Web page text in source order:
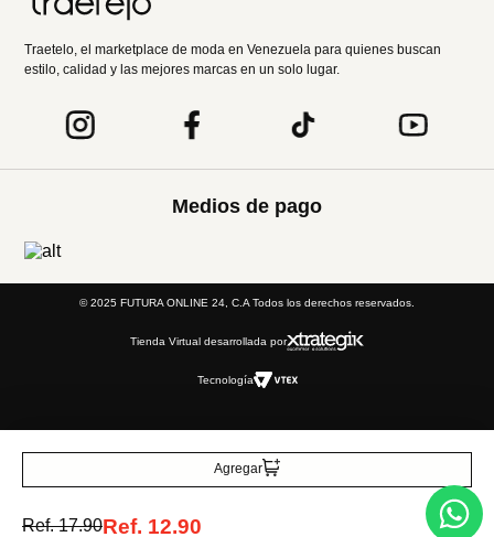
Agregar
Ref.17.90Ref. 12.90
Traetelo, el marketplace de moda en Venezuela para quienes buscan
estilo, calidad y las mejores marcas en un solo lugar.
Medios de pago
© 2025 FUTURA ONLINE 24, C.A Todos los derechos reservados.
Tienda Virtual desarrollada por
Tecnología